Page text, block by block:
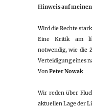
Hinweis auf
Wird die Rechte
Eine Kritik am
notwendig, wie die
Verteidigung eines
VonPeter Nowak
Wir reden über
aktuellen Lage der